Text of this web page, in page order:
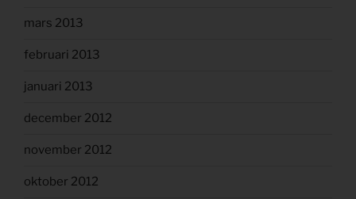
mars 2013
februari 2013
januari 2013
december 2012
november 2012
oktober 2012